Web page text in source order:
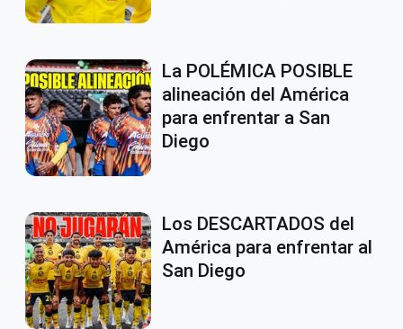
La POLÉMICA POSIBLE
alineación del América
para enfrentar a San
Diego
Los DESCARTADOS del
América para enfrentar al
San Diego